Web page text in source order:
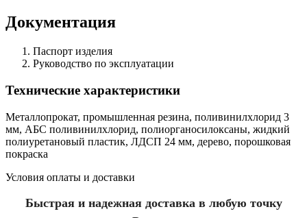
Документация
Паспорт изделия
Руководство по эксплуатации
Технические характеристики
Металлопрокат, промышленная резина, поливинилхлорид 3
мм, АБС поливинилхлорид, полиорганосилоксаны, жидкий
полиуретановый пластик, ЛДСП 24 мм, дерево, порошковая
покраска
Условия оплаты и доставки
Быстрая и надежная доставка в любую точку